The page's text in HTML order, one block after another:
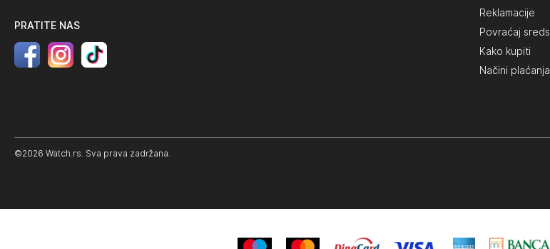
PRATITE NAS
Reklamacije
Povraćaj
Kako kupiti
Načini plaćanja
©2026 Watch.rs. Sva prava zadržana.